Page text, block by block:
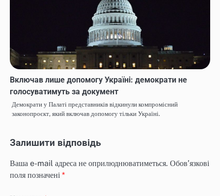
Включав лише допомогу Україні: демократи не
голосуватимуть за документ
Демократи у Палаті представників відкинули компромісний
законопроєкт, який включав допомогу тільки Україні.
Залишити відповідь
Ваша e-mail адреса не оприлюднюватиметься. Обов’язкові
поля позначені *